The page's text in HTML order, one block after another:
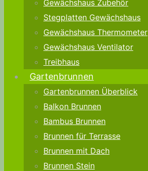
Gewächshaus Zubehör
Stegplatten Gewächshaus
Gewächshaus Thermometer
Gewächshaus Ventilator
Treibhaus
Gartenbrunnen
Gartenbrunnen Überblick
Balkon Brunnen
Bambus Brunnen
Brunnen für Terrasse
Brunnen mit Dach
Brunnen Stein